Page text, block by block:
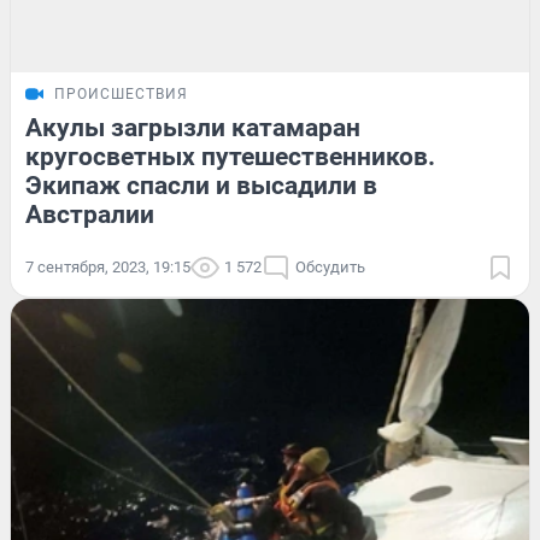
ПРОИСШЕСТВИЯ
Акулы загрызли катамаран
кругосветных путешественников.
Экипаж спасли и высадили в
Австралии
7 сентября, 2023, 19:15 1 572 Обсудить